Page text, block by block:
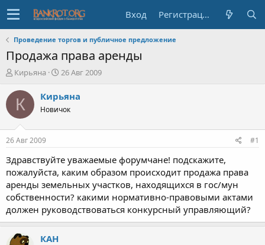
Вход Регистрация
Проведение торгов и публичное предложение
Продажа права аренды
А
т
р
е
м
ы
Кирьяна
Д
т
н
л
26 Авг 2009
К Кирьяна
Новичок
26 Авг 2009 #1
Здравствуйте уважаемые форумчане! подскажите,
пожалуйста, каким образом происходит продажа права
аренды земельных участков, находящихся в гос/мун
собственности? какими нормативно-правовыми актами
должен руководствоваться конкурсный управляющий?
КАН